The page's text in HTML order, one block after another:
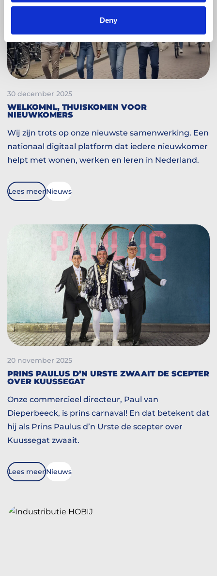
Deny
30 december 2025
WELKOMNL, THUISKOMEN VOOR
NIEUWKOMERS
Wij zijn trots op onze nieuwste samenwerking. Een
nationaal digitaal platform dat iedere nieuwkomer
helpt met wonen, werken en leren in Nederland.
Lees meerNieuws
20 november 2025
PRINS PAULUS D’N URSTE ZWAAIT DE SCEPTER
OVER KUUSSEGAT
Onze commercieel directeur, Paul van
Dieperbeeck, is prins carnaval! En dat betekent dat
hij als Prins Paulus d’n Urste de scepter over
Kuussegat zwaait.
Lees meerNieuws